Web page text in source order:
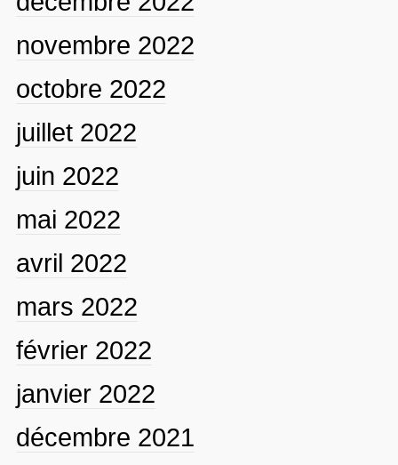
novembre 2022
octobre 2022
juillet 2022
juin 2022
mai 2022
avril 2022
mars 2022
février 2022
janvier 2022
décembre 2021